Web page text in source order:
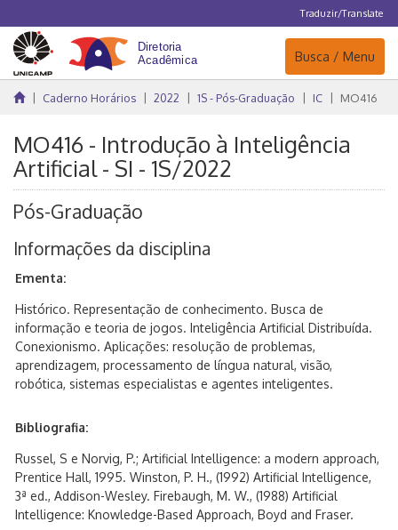
Traduzir/Translate
Navegação
Busca / Menu
Caderno Horários 2022 1S - Pós-Graduação IC MO416
MO416 - Introdução à Inteligência
Artificial - SI - 1S/2022
Pós-Graduação
Informações da disciplina
Ementa:
Histórico. Representação de conhecimento. Busca de
informação e teoria de jogos. Inteligência Artificial Distribuída.
Conexionismo. Aplicações: resolução de problemas,
aprendizagem, processamento de língua natural, visão,
robótica, sistemas especialistas e agentes inteligentes.
Bibliografia:
Russel, S e Norvig, P.; Artificial Intelligence: a modern approach,
Prentice Hall, 1995. Winston, P. H., (1992) Artificial Intelligence,
3ª ed., Addison-Wesley. Firebaugh, M. W., (1988) Artificial
Intelligence: Knowledge-Based Approach, Boyd and Fraser.